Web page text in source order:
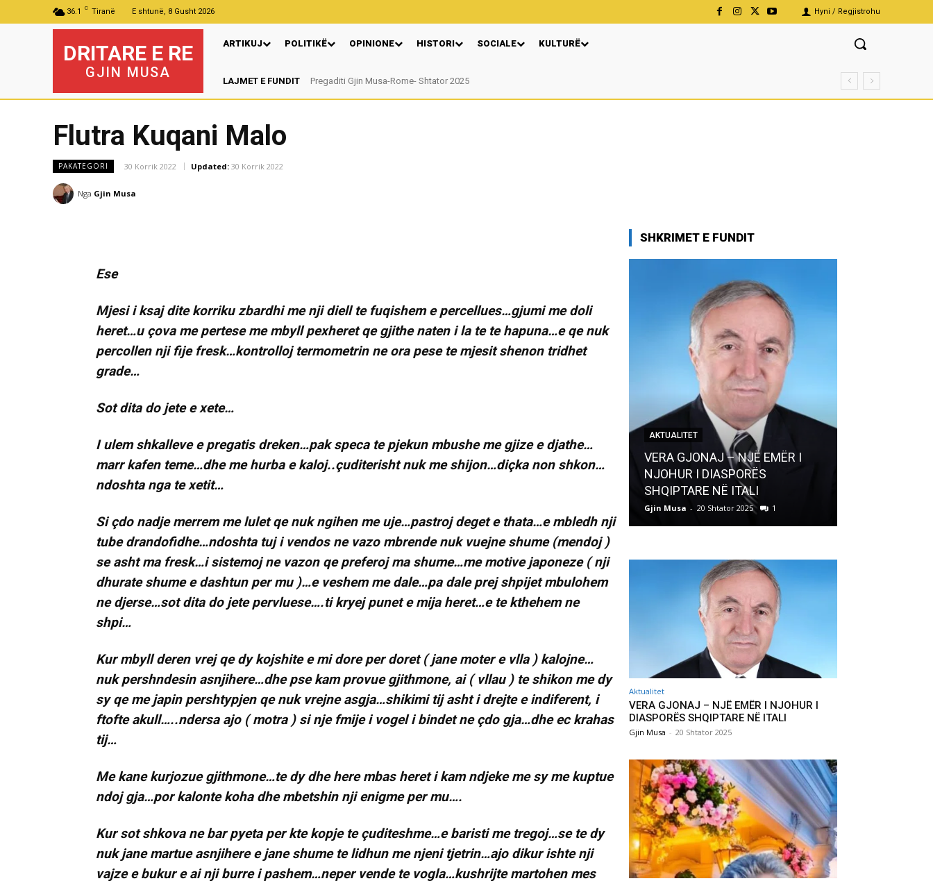
36.1 C Tiranë E shtunë, 8 Gusht 2026 Hyni / Regjistrohu
DRITARE E RE
GJIN MUSA
ARTIKUJ POLITIKË OPINIONE HISTORI SOCIALE KULTURË
LAJMET E FUNDIT Pregaditi Gjin Musa-Rome- Shtator 2025
Nga: Ndue Dedaj
Flutra Kuqani Malo
PAKATEGORI 30 Korrik 2022 Updated: 30 Korrik 2022
Nga Gjin Musa
Ese
Mjesi i ksaj dite korriku zbardhi me nji diell te fuqishem e percellues…gjumi me doli
heret…u çova me pertese me mbyll pexheret qe gjithe naten i la te te hapuna…e qe nuk
percollen nji fije fresk…kontrolloj termometrin ne ora pese te mjesit shenon tridhet
grade…
Sot dita do jete e xete…
I ulem shkalleve e pregatis dreken…pak speca te pjekun mbushe me gjize e djathe…
marr kafen teme…dhe me hurba e kaloj..çuditerisht nuk me shijon…diçka non shkon…
ndoshta nga te xetit…
Si çdo nadje merrem me lulet qe nuk ngihen me uje…pastroj deget e thata…e mbledh nji
tube drandofidhe…ndoshta tuj i vendos ne vazo mbrende nuk vuejne shume (mendoj )
se asht ma fresk…i sistemoj ne vazon qe preferoj ma shume…me motive japoneze ( nji
dhurate shume e dashtun per mu )…e veshem me dale…pa dale prej shpijet mbulohem
ne djerse…sot dita do jete pervluese….ti kryej punet e mija heret…e te kthehem ne
shpi…
Kur mbyll deren vrej qe dy kojshite e mi dore per doret ( jane moter e vlla ) kalojne…
nuk pershndesin asnjihere…dhe pse kam provue gjithmone, ai ( vllau ) te shikon me dy
sy qe me japin pershtypjen qe nuk vrejne asgja…shikimi tij asht i drejte e indiferent, i
ftofte akull…..ndersa ajo ( motra ) si nje fmije i vogel i bindet ne çdo gja…dhe ec krahas
tij…
Me kane kurjozue gjithmone…te dy dhe here mbas heret i kam ndjeke me sy me kuptue
ndoj gja…por kalonte koha dhe mbetshin nji enigme per mu….
Kur sot shkova ne bar pyeta per kte kopje te çuditeshme…e baristi me tregoj…se te dy
nuk jane martue asnjihere e jane shume te lidhun me njeni tjetrin…ajo dikur ishte nji
vajze e bukur e ai nji burre i pashem…neper vende te vogla…kushrijte martohen mes
SHKRIMET E FUNDIT
AKTUALITET
VERA GJONAJ – NJË EMËR I
NJOHUR I DIASPORËS
SHQIPTARE NË ITALI
Gjin Musa - 20 Shtator 2025 1
Aktualitet
VERA GJONAJ – NJË EMËR I NJOHUR I
DIASPORËS SHQIPTARE NË ITALI
Gjin Musa - 20 Shtator 2025